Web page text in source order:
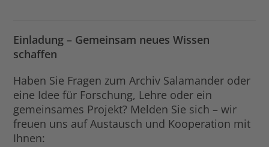
Einladung – Gemeinsam neues Wissen
schaffen
Haben Sie Fragen zum Archiv Salamander oder
eine Idee für Forschung, Lehre oder ein
gemeinsames Projekt? Melden Sie sich – wir
freuen uns auf Austausch und Kooperation mit
Ihnen: